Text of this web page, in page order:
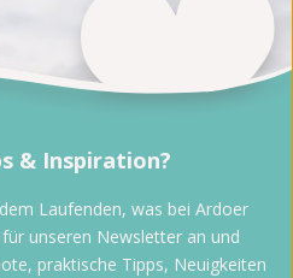
& Inspiration?
Laufenden, was bei Ardoer
unseren Newsletter an und
praktische Tipps, Neuigkeiten